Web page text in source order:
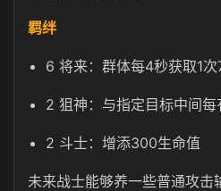
羁绊
6 将来：群体每4秒获取1
2 狙神：与指定目标中间
2 斗士：增添300生命值
未来战士能够养一些普通攻击